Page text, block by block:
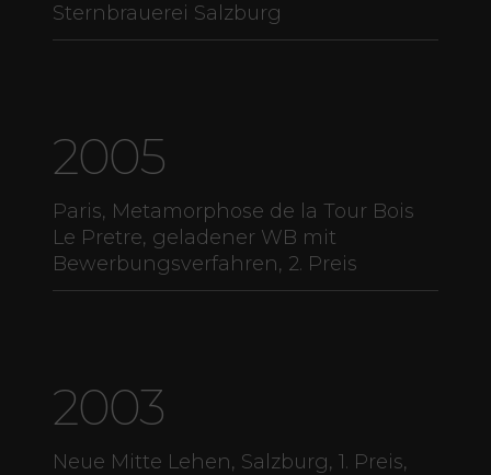
Sternbrauerei Salzburg
2005
Paris, Metamorphose de la Tour Bois
Le Pretre, geladener WB mit
Bewerbungsverfahren, 2. Preis
2003
Neue Mitte Lehen, Salzburg, 1. Preis,